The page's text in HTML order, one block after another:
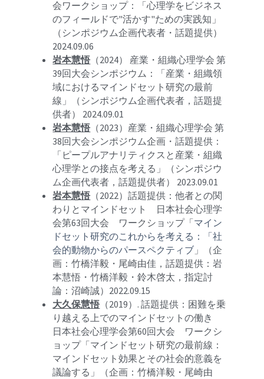
会ワークショップ：「心理学をビジネス
のフィールドで"活かす"ための実践知」
（ シンポジウム企画代表者・話題提供）
2024.09.06
岩本慧悟（2024） 産業・組織心理学会 第
39回大会シンポジウム：「産業・組織領
域におけるマインドセット研究の最前
線 」（シンポジウム企画代表者，話題提
供者） 2024.09.01
岩本慧悟（2023） 産業・組織心理学会 第
38回大会シンポジウム企画・話題提供：
「ピープルアナリティクスと産業・組織
心理学との接点を考える」（シンポジウ
ム企画代表者，話題提供者） 2023.09.01
岩本慧悟（2022）話題提供：他者との関
わりとマインドセット　日本社会心理学
会第63回大会　ワークショップ「マイン
ドセット研究のこれからを考える：「社
会的動物からのパースペクティブ 」（企
画：竹橋洋毅・尾崎由佳，話題提供：岩
本慧悟・竹橋洋毅・鈴木啓太，指定討
論：沼崎誠）2022.09.15
大久保慧悟（2019）. 話題提供：困難を乗
り越える上でのマインドセットの働き
日本社会心理学会第60回大会　ワークシ
ョップ「マインドセット研究の最前線：
マインドセット効果とその社会的意義を
議論する」（企画：竹橋洋毅・尾崎由